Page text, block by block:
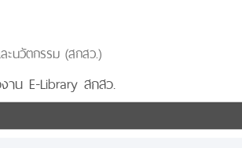
ะนวัตกรรม (สกสว.)
าน E-Library สกสว.